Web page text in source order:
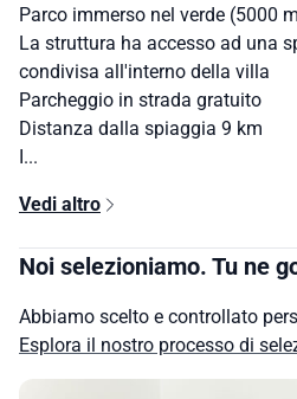
Parco immerso nel verde (5000
La struttura ha accesso ad una
condivisa all'interno della villa
Parcheggio in strada gratuito
Distanza dalla spiaggia 9 km
I...
Vedi altro
Noi selezioniamo. Tu ne
Abbiamo scelto e controllato
Esplora il nostro processo di